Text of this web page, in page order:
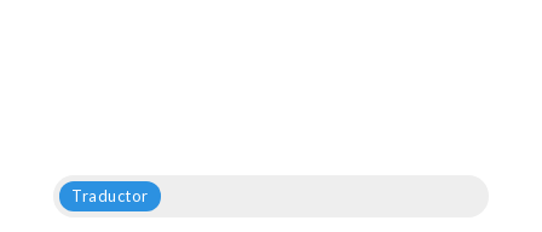
Traductor